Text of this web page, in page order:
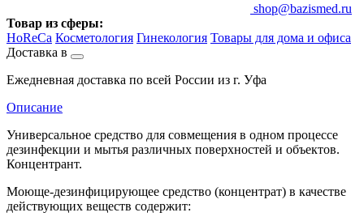
shop@bazismed.ru
Товар из сферы:
HoReCa Косметология Гинекология Товары для дома и офиса
Доставка в
Ежедневная доставка по всей России из г. Уфа
Описание
Универсальное средство для совмещения в одном процессе
дезинфекции и мытья различных поверхностей и объектов.
Концентрант.
Моюще-дезинфицирующее средство (концентрат) в качестве
действующих веществ содержит: